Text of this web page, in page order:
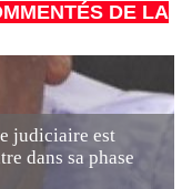
DE LA
judiciaire est
dans sa phase